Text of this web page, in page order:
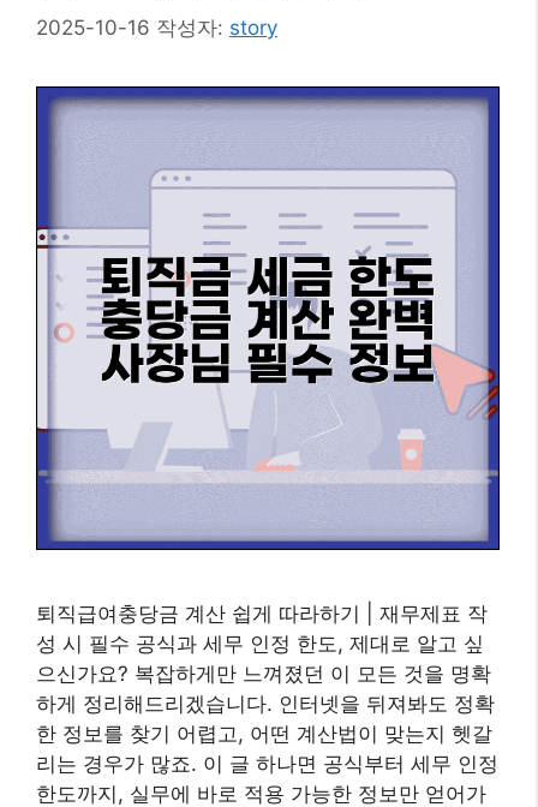
2025-10-16 작성자: story
퇴직급여충당금 계산 쉽게 따라하기 | 재무제표 작
성 시 필수 공식과 세무 인정 한도, 제대로 알고 싶
으신가요? 복잡하게만 느껴졌던 이 모든 것을 명확
하게 정리해드리겠습니다. 인터넷을 뒤져봐도 정확
한 정보를 찾기 어렵고, 어떤 계산법이 맞는지 헷갈
리는 경우가 많죠. 이 글 하나면 공식부터 세무 인정
한도까지, 실무에 바로 적용 가능한 정보만 얻어가